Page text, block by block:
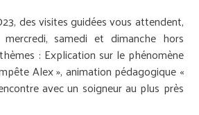
des visites guidées vous attendent,
samedi et dimanche hors
: Explication sur le phénomène
Alex », animation pédagogique «
avec un soigneur au plus près